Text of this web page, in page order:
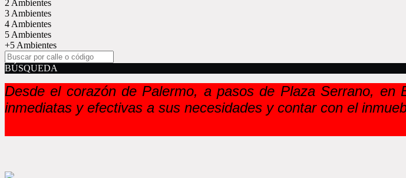
2 Ambientes
3 Ambientes
4 Ambientes
5 Ambientes
+5 Ambientes
BÚSQUEDA
Desde el corazón de Palermo, a pasos de Plaza Serrano, en
inmediatas y efectivas a sus necesidades y contar con el